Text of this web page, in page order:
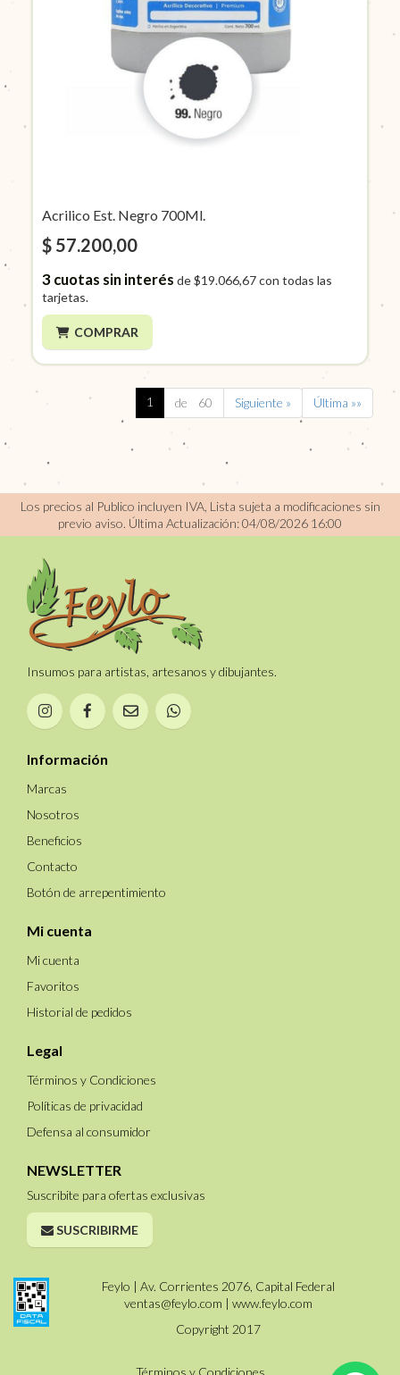
Acrilico Est. Negro 700Ml.
$ 57.200,00
3cuotas sin interés de$19.066,67con todas las
tarjetas.
COMPRAR
1 de 60 Siguiente » Última »»
Los precios al Publico incluyen IVA, Lista sujeta a modificaciones sin
previo aviso. Última Actualización: 04/08/2026 16:00
Insumos para artistas, artesanos y dibujantes.
Información
Marcas
Nosotros
Beneficios
Contacto
Botón de arrepentimiento
Mi cuenta
Mi cuenta
Favoritos
Historial de pedidos
Legal
Términos y Condiciones
Políticas de privacidad
Defensa al consumidor
NEWSLETTER
Suscribite para ofertas exclusivas
SUSCRIBIRME
Feylo | Av. Corrientes 2076, Capital Federal
ventas@feylo.com | www.feylo.com
Copyright 2017